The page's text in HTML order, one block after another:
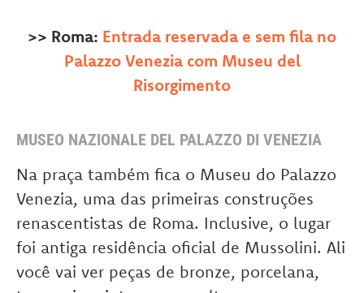
>> Roma: Entrada reservada e sem fila no
Palazzo Venezia com Museu del
Risorgimento
MUSEO NAZIONALE DEL PALAZZO DI VENEZIA
Na praça também fica o Museu do Palazzo
Venezia, uma das primeiras construções
renascentistas de Roma. Inclusive, o lugar
foi antiga residência oficial de Mussolini. Ali
você vai ver peças de bronze, porcelana,